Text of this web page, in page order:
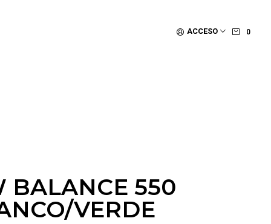
ACCESO 0
BALANCE 550
VERDE